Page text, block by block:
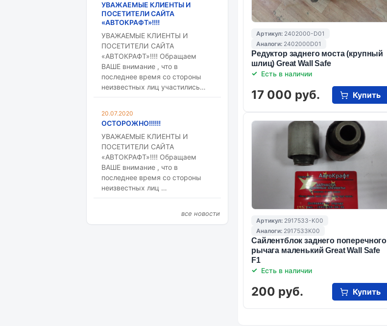
Артикул: 2402000-D01
Аналоги: 2402000D01
Редуктор заднего моста (крупный
шлиц) Great Wall Safe
Есть в наличии
17 000 руб. Купить
Артикул: 2917533-K00
Аналоги: 2917533K00
Сайлентблок заднего поперечного
рычага маленький Great Wall Safe
F1
Есть в наличии
200 руб. Купить
УВАЖАЕМЫЕ КЛИЕНТЫ И
ПОСЕТИТЕЛИ САЙТА
«АВТОКРАФТ»!!!!
УВАЖАЕМЫЕ КЛИЕНТЫ И
ПОСЕТИТЕЛИ САЙТА
«АВТОКРАФТ»!!!! Обращаем
ВАШЕ внимание , что в
последнее время со стороны
неизвестных лиц участились…
20.07.2020
ОСТОРОЖНО!!!!!!
УВАЖАЕМЫЕ КЛИЕНТЫ И
ПОСЕТИТЕЛИ САЙТА
«АВТОКРАФТ»!!!! Обращаем
ВАШЕ внимание , что в
последнее время со стороны
неизвестных лиц …
все новости